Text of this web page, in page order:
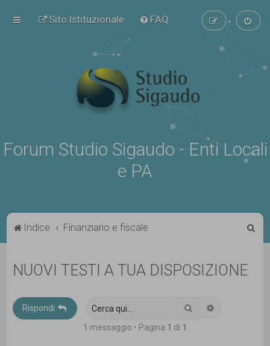
Sito Istituzionale FAQ
Forum Studio Sigaudo - Enti Locali
e PA
Indice Finanziario e fiscale
NUOVI TESTI A TUA DISPOSIZIONE
Rispondi Cerca
1 messaggio • Pagina 1 di 1